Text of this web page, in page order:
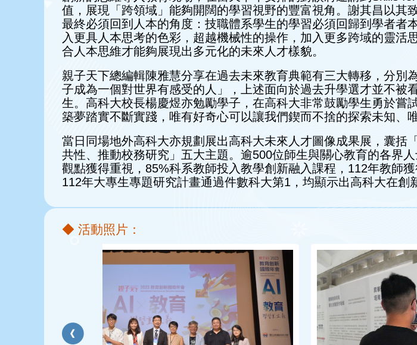
值，展現「跨領域」能夠開闊的學習視野的豐富視角。謝其昌以
最終必須回到人本的角度：技職體系學生的學習必須回歸到學者
入更具人本思考的色彩，超越機械性的操作，加入更多跨域的靈
合人本思維才能夠展現出多元化的未來人才樣貌。
親子天下總編輯陳雅慧分享在過去未來教育典範有三大轉移，分
子成為一個對世界有感受的人」，上述面向於過去升學選才並不被
生。高科大校長楊慶煜亦勉勵學子，在高科大非常鼓勵學生勇於嘗
築夢踏實不斷實踐，唯有好奇心可以讓我們鍥而不捨的探索未知、
當日同場地外高科大亦規劃展出高科大未來人才圖像成果展，囊
共性、推動校務研究」五大主題。逾500位師生與關心教育的各界
觀點獲得重視，85%科系教師投入教學創新融入課程，112年教師
112年大專生專題研究計畫通過件數科大第1，均顯示出高科大在創